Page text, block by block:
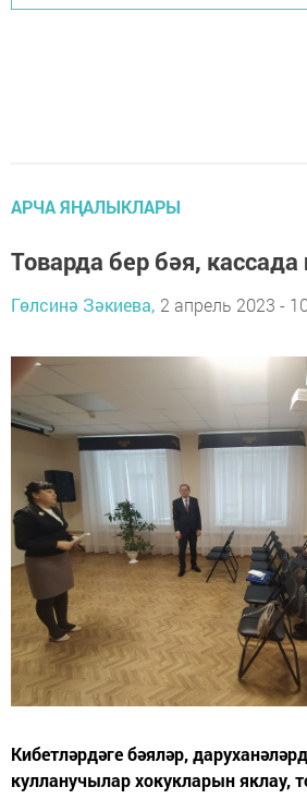
АРЧА ЯҢАЛЫКЛАРЫ
Товарда бер бәя, кассада
Гөлсинә Зәкиева, 2 апрель 2023 -
Кибетләрдәге бәяләр,
кулланучылар хокукларын яклау,